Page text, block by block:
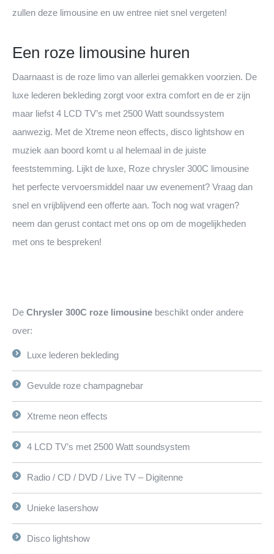
zullen deze limousine en uw entree niet snel vergeten!
Een roze limousine huren
Daarnaast is de roze limo van allerlei gemakken voorzien. De
luxe lederen bekleding zorgt voor extra comfort en de er zijn
maar liefst 4 LCD TV’s met 2500 Watt soundssystem
aanwezig. Met de Xtreme neon effects, disco lightshow en
muziek aan boord komt u al helemaal in de juiste
feeststemming. Lijkt de luxe, Roze chrysler 300C limousine
het perfecte vervoersmiddel naar uw evenement? Vraag dan
snel en vrijblijvend een offerte aan. Toch nog wat vragen?
neem dan gerust contact met ons op om de mogelijkheden
met ons te bespreken!
De Chrysler 300C roze limousine beschikt onder andere
over:
Luxe lederen bekleding
Gevulde roze champagnebar
Xtreme neon effects
4 LCD TV’s met 2500 Watt soundsystem
Radio / CD / DVD / Live TV – Digitenne
Unieke lasershow
Disco lightshow